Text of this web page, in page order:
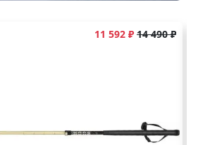
11 592 ₽ 14 490 ₽